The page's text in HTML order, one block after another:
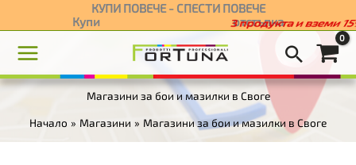
КУПИ ПОВЕЧЕ - СПЕСТИ ПОВЕЧЕ
Купи
3 продукта и вземи
отстъпка
Магазини за бои и мазилки в Своге
Начало
Магазини Магазини за бои и мазилки в Своге